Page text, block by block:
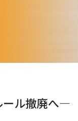
ール撤廃へ―